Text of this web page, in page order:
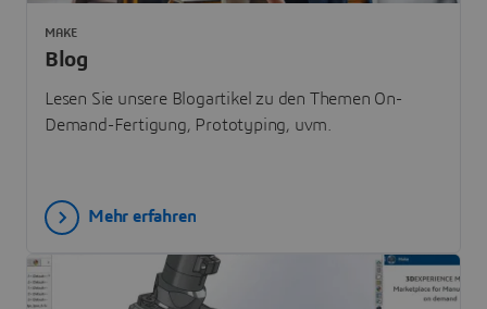
Blog
Lesen Sie unsere Blogartikel zu den Themen On-
Demand-Fertigung, Prototyping, uvm.
MAKE
Mehr erfahren